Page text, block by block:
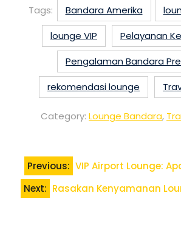
Tags: Bandara Amerika
lounge VIP
Pelayanan
Pengalaman Bandara
rekomendasi lounge
Category: Lounge Bandara,
Post
navigation
Previous: VIP Airport Lounge:
Next: Rasakan Kenyamanan